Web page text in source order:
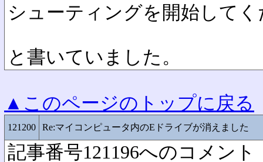
シューティングを開始して
と書いていました。
▲このページのトップに戻る
121200 Re:マイコンピュータ内のEドライブが消えました
記事番号121196へのコメント